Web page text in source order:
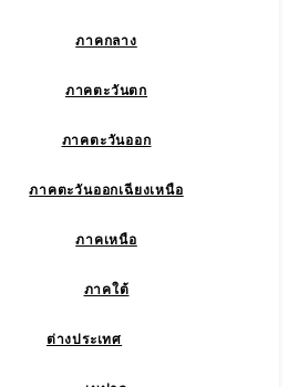
ภาคกลาง
ภาคตะวันตก
ภาคตะวันออก
ภาคตะวันออกเฉียงเหนือ
ภาคเหนือ
ภาคใต้
ต่างประเทศ